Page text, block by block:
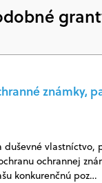
známky,
vlastníctvo,
ochrannej
konkurenčnú poz…